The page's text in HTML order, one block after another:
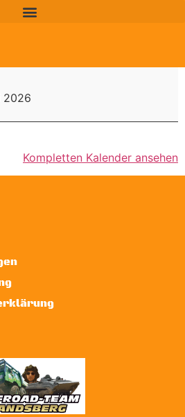
2026
Kompletten Kalender ansehen